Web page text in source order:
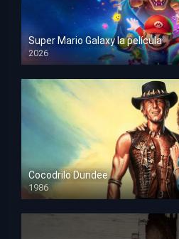
Super Mario Galaxy la película
2026
HD 1080p
Cocodrilo Dundee
1986
HD 1080p